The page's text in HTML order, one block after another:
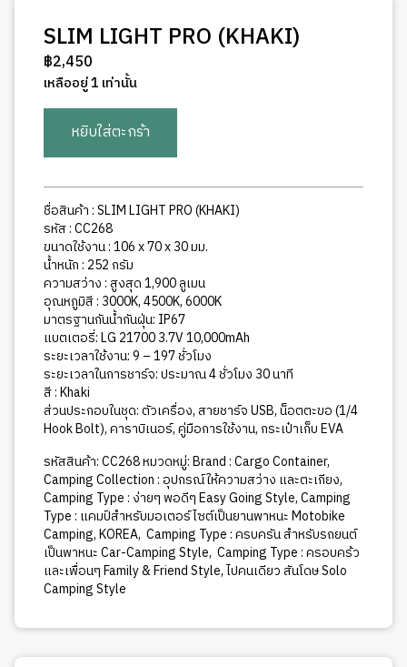
SLIM LIGHT PRO (KHAKI)
฿2,450
เหลืออยู่ 1 เท่านั้น
SLIM
LIGHT
PRO
(KHAKI)
ชิ้น
หยิบใส่ตะกร้า
ชื่อสินค้า : SLIM LIGHT PRO (KHAKI)
รหัส : CC268
ขนาดใช้งาน : 106 x 70 x 30 มม.
น้ำหนัก : 252 กรัม
ความสว่าง : สูงสุด 1,900 ลูเมน
อุณหภูมิสี : 3000K, 4500K, 6000K
มาตรฐานกันน้ำกันฝุ่น: IP67
แบตเตอรี่: LG 21700 3.7V 10,000mAh
ระยะเวลาใช้งาน: 9 – 197 ชั่วโมง
ระยะเวลาในการชาร์จ: ประมาณ 4 ชั่วโมง 30 นาที
สี : Khaki
ส่วนประกอบในชุด: ตัวเครื่อง, สายชาร์จ USB, น็อตตะขอ (1/4
Hook Bolt), คาราบิเนอร์, คู่มือการใช้งาน, กระเป๋าเก็บ EVA
รหัสสินค้า:CC268หมวดหมู่:Brand : Cargo Container,
Camping Collection : อุปกรณ์ให้ความสว่าง และตะเกียง,
Camping Type : ง่ายๆ พอดีๆ Easy Going Style,Camping
Type : แคมป์สำหรับมอเตอร์ไซต์เป็นยานพาหนะ Motobike
Camping,KOREA, Camping Type : ครบครัน สำหรับรถยนต์
เป็นพาหนะ Car-Camping Style, Camping Type : ครอบคร้ว
และเพื่อนๆ Family & Friend Style,ไปคนเดียว สันโดษ Solo
Camping Style